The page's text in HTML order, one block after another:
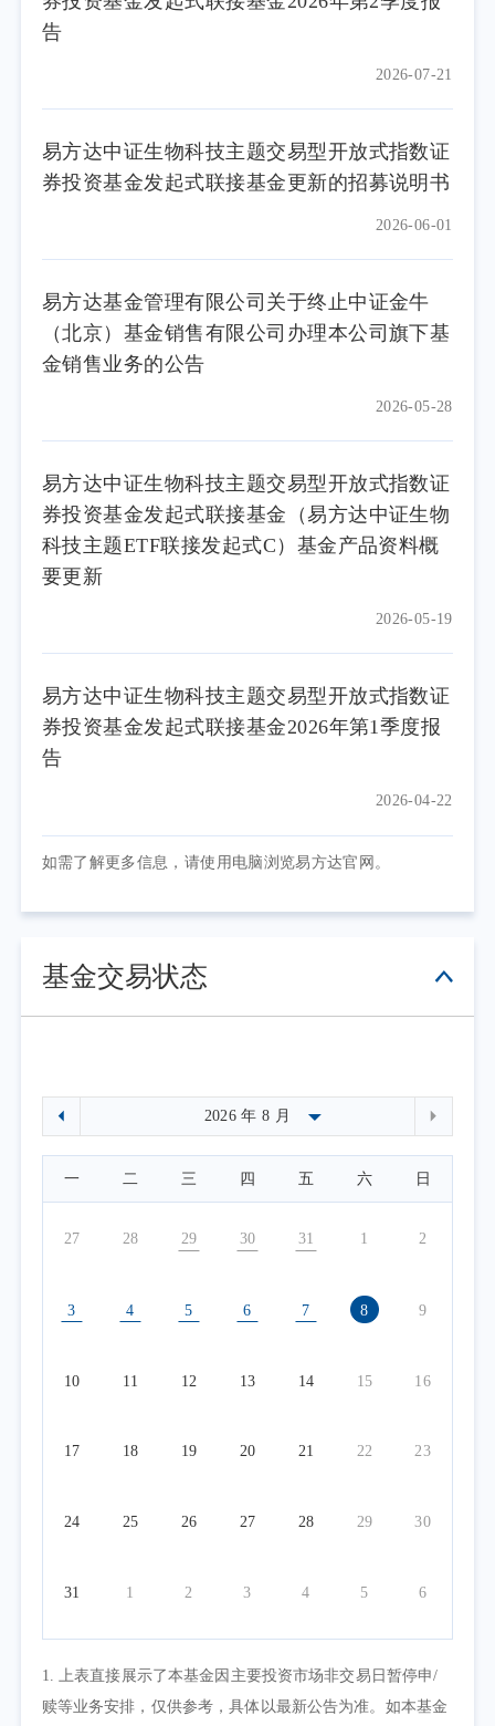
告
2026-07-21
易方达中证生物科技主题交易型开放式指数证
券投资基金发起式联接基金更新的招募说明书
2026-06-01
易方达基金管理有限公司关于终止中证金牛
（北京）基金销售有限公司办理本公司旗下基
金销售业务的公告
2026-05-28
易方达中证生物科技主题交易型开放式指数证
券投资基金发起式联接基金（易方达中证生物
科技主题ETF联接发起式C）基金产品资料概
要更新
2026-05-19
易方达中证生物科技主题交易型开放式指数证
券投资基金发起式联接基金2026年第1季度报
告
2026-04-22
如需了解更多信息，请使用电脑浏览易方达官网。
基金交易状态
一 二 三 四 五 六 日
27 28 29 30 31 1 2
3 4 5 6 7 8 9
10 11 12 13 14 15 16
17 18 19 20 21 22 23
24 25 26 27 28 29 30
31 1 2 3 4 5 6
1. 上表直接展示了本基金因主要投资市场非交易日暂停申/
赎等业务安排，仅供参考，具体以最新公告为准。如本基金